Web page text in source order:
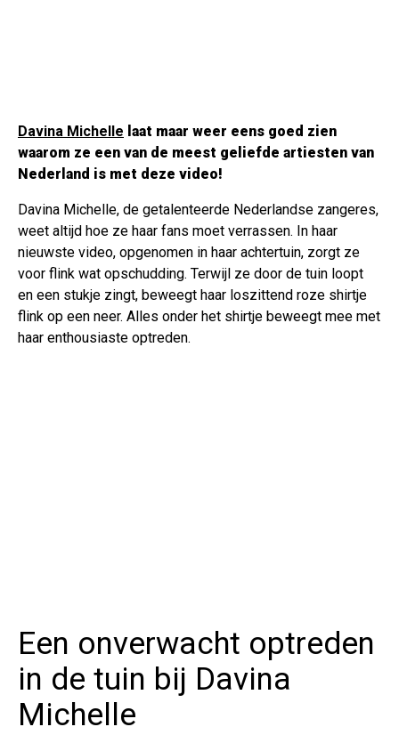
Davina Michelle laat maar weer eens goed zien
waarom ze een van de meest geliefde artiesten van
Nederland is met deze video!
Davina Michelle, de getalenteerde Nederlandse zangeres,
weet altijd hoe ze haar fans moet verrassen. In haar
nieuwste video, opgenomen in haar achtertuin, zorgt ze
voor flink wat opschudding. Terwijl ze door de tuin loopt
en een stukje zingt, beweegt haar loszittend roze shirtje
flink op een neer. Alles onder het shirtje beweegt mee met
haar enthousiaste optreden.
Een onverwacht optreden
in de tuin bij Davina
Michelle